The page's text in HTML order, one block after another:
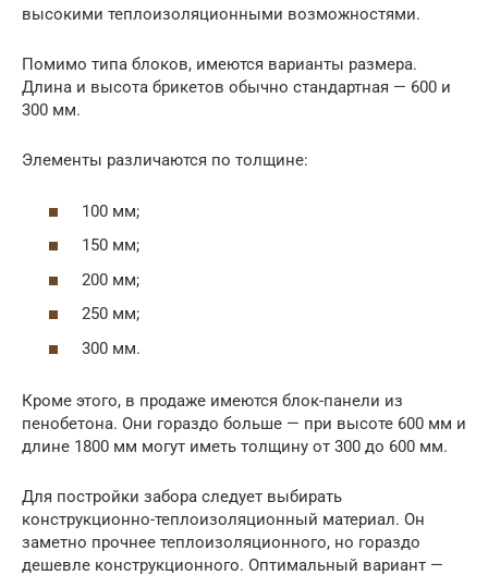
высокими теплоизоляционными возможностями.
Помимо типа блоков, имеются варианты размера.
Длина и высота брикетов обычно стандартная — 600 и
300 мм.
Элементы различаются по толщине:
100 мм;
150 мм;
200 мм;
250 мм;
300 мм.
Кроме этого, в продаже имеются блок-панели из
пенобетона. Они гораздо больше — при высоте 600 мм и
длине 1800 мм могут иметь толщину от 300 до 600 мм.
Для постройки забора следует выбирать
конструкционно-теплоизоляционный материал. Он
заметно прочнее теплоизоляционного, но гораздо
дешевле конструкционного. Оптимальный вариант —